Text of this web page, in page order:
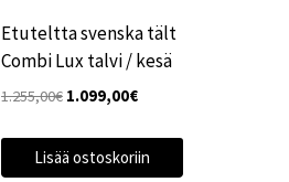
Etuteltta svenska tält
Combi Lux talvi / kesä
1.255,00€ Alkuperäinen
1.099,00€Nykyinen
1.099,00€.
Lisää ostoskoriin